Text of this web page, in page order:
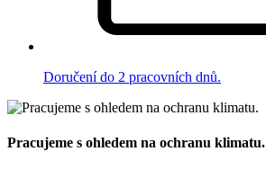
Doručení do 2 pracovních dnů.
Pracujeme s ohledem na ochranu klimatu.